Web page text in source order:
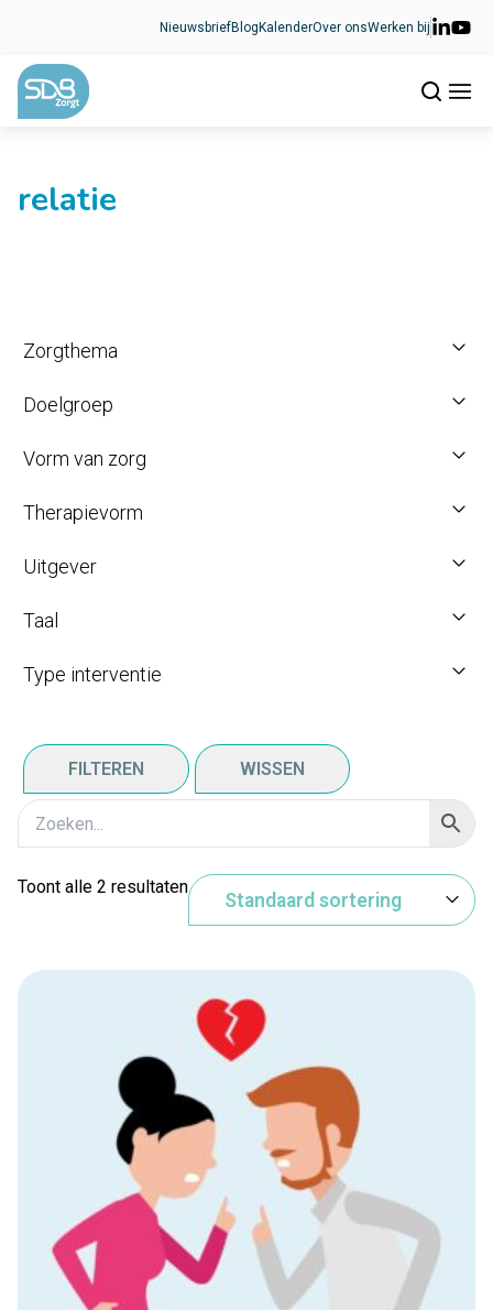
NieuwsbriefBlog KalenderOver onsWerken bij
relatie
Zorgthema
Doelgroep
Vorm van zorg
Therapievorm
Uitgever
Taal
Type interventie
FILTEREN WISSEN
Toont alle 2 resultaten